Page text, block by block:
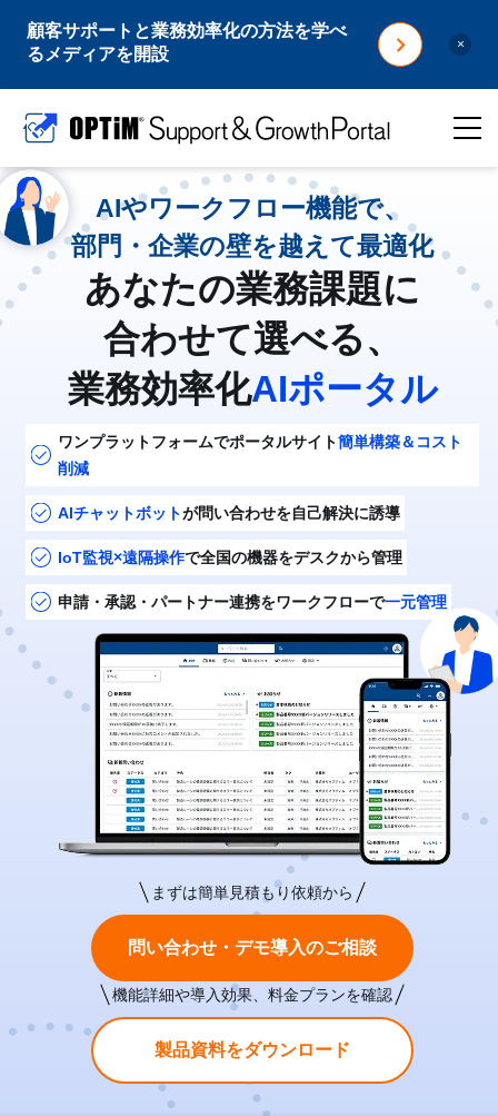
顧客サポートと業務効率化の方法を学べ
るメディアを開設
×
AIやワークフロー機能で、
部門・企業の壁を越えて最適化
あなたの業務課題に
合わせて選べる、
業務効率化AIポータル
ワンプラットフォームでポータルサイト簡単構築＆コスト
削減
AIチャットボットが問い合わせを自己解決に誘導
IoT監視×遠隔操作で全国の機器をデスクから管理
申請・承認・パートナー連携をワークフローで一元管理
まずは簡単見積もり依頼から
問い合わせ・デモ導入のご相談
機能詳細や導入効果、料金プランを確認
製品資料をダウンロード